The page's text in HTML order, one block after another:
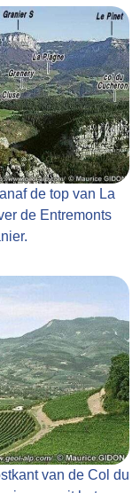
de top van La
de Entremonts
van de Col du